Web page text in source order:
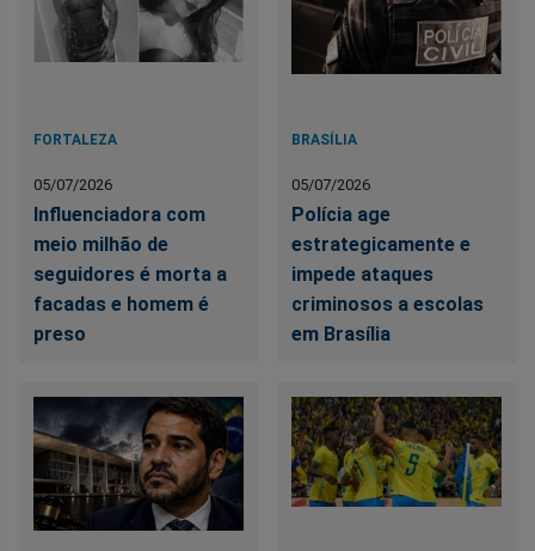
FORTALEZA
05/07/2026
Influenciadora com
meio milhão de
seguidores é morta a
facadas e homem é
preso
BRASÍLIA
05/07/2026
Polícia age
estrategicamente e
impede ataques
criminosos a escolas
em Brasília